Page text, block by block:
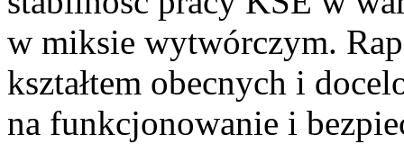
w miksie wytwórczym.
kształtem obecnych i
na funkcjonowanie i